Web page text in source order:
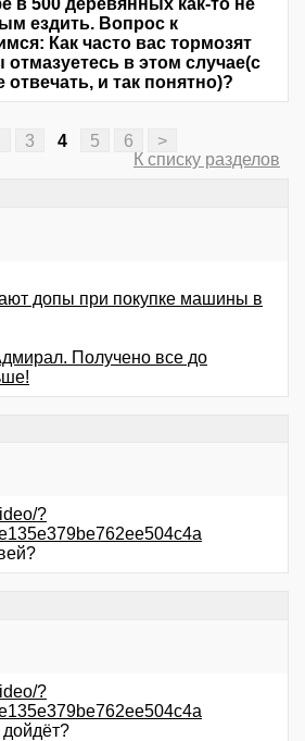
500 деревянных как-то не
ездить. Вопрос к
Как часто вас тормозят
отмазуетесь в этом случае(с
и так понятно)?
3 4 5 6
>
К списку разделов
допы при покупке машины в
Получено все до
?
?